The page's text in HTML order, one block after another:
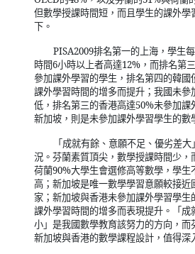
但數學授課時間短，而且學生的課外學
下。
PISA2009排名第一的上海，學生
時間6小時以上者高達12% ，而排名第
參加課外學習的學生，排名第四的韓國
課外學習時間的增多而提升；我國未參
低，排名第三的香港高達50%未參加課
新加坡，則是未參加課外學習學生的數
「成就有餘、意願不足、優劣差
況。芬蘭素質頂尖，數學授課時間少，
荷蘭90%大學生會選修高等數學，學生
高；新加坡是唯一數學學習意願較接近
家；新加坡與香港未參加課外學習學
課外學習時間的增多而表現提升。「成
小」是我國數學教育該努力的方向，而
新加坡與香港的數學課程設計，值得深